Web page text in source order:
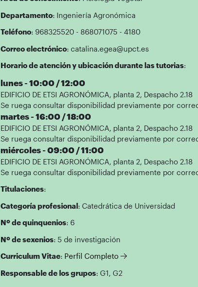
Departamento: Ingeniería Agronómica
Teléfono: 968325520 - 868071075 - 4180
Correo electrónico: catalina.egea@upct.es
Horario de atención y ubicación durante las tutorias:
lunes - 10:00 / 12:00
EDIFICIO DE ETSI AGRONÓMICA, planta 2, Despacho 2.18
Se ruega consultar disponibilidad previamente por
martes - 16:00 / 18:00
EDIFICIO DE ETSI AGRONÓMICA, planta 2, Despacho 2.18
Se ruega consultar disponibilidad previamente por
miércoles - 09:00 / 11:00
EDIFICIO DE ETSI AGRONÓMICA, planta 2, Despacho 2.18
Se ruega consultar disponibilidad previamente por
Titulaciones:
Categoría profesional: Catedrática de Universidad
Nº de quinquenios: 6
Nº de sexenios: 5 de investigación
Curriculum Vitae: Perfil Completo
Responsable de los grupos: G1, G2